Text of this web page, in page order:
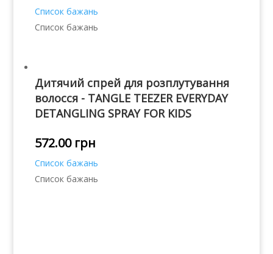
Список бажань
Список бажань
Дитячий спрей для розплутування
волосся - TANGLE TEEZER EVERYDAY
DETANGLING SPRAY FOR KIDS
572.00 грн
Список бажань
Список бажань